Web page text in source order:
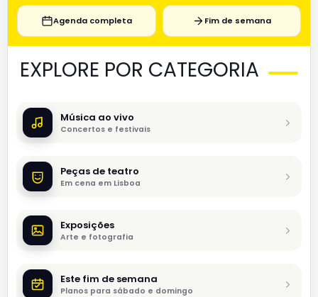
Agenda completa Fim de semana
EXPLORE POR CATEGORIA
Música ao vivo
Concertos e festivais
Peças de teatro
Em cena em Lisboa
Exposições
Arte e fotografia
Este fim de semana
Planos para sábado e domingo